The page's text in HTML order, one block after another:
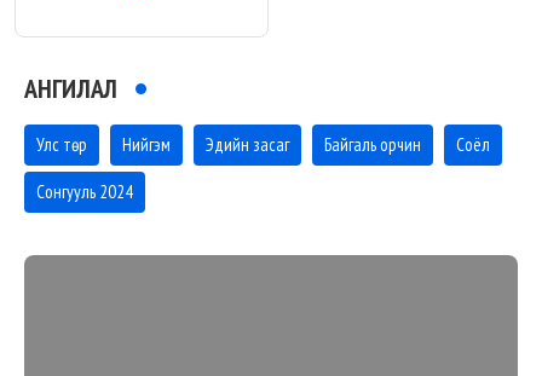
АНГИЛАЛ
Улс төр Нийгэм Эдийн засаг Байгаль орчин Соёл
Сонгууль 2024